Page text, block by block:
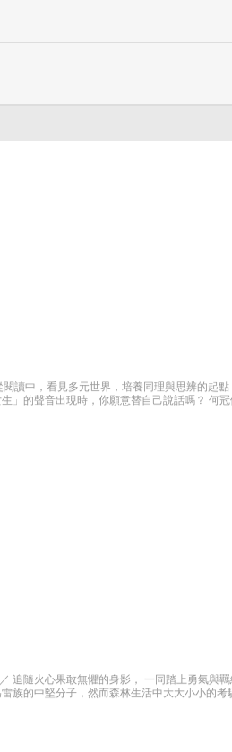
讀中，看見多元世界，培養同理與思辨的起
」的聲音出現時，你願意替自己說話嗎？ 何
女孩； 兩人從小一起長大，是同學口中的「好
疑、穿制服褲被糾正， 想參加足球隊，卻因「
擇。 這是一個關於「性別刻板印象」的故事。
》用貼近校園日常的情節， 帶孩子看見差異、
應聯合國永續發展 SDGs 目標5：性別平等 ◆
教學使用 本書特色 面對全球的永續挑戰，我們
續發展目標（SDGs）」為核心設計六本校園
窮、性別平等、新住民、特殊生相處⋯⋯讓孩
的SDGs啟蒙讀本 每冊從孩子的視角出發，鋪
學會分辨對錯、理解差異、思考如何回應。 2.
級以上閱讀課、班級經營、生命教育、社會議
大主題 × 六冊故事 × 六項SDGs目標 預計每冊
正義與有利的制度） 2. 性別平等（=SDGs5 性
餓（=SDGs2 消除飢餓） 5. 新住民的孩子的
追隨火心果敢無懼的身影， 一同踏上勇氣與
族的中堅分子，然而森林生活中大大小小的考
野心勃勃的虎爪似乎正暗中策畫著可怕的陰謀
想不到竟意外牽扯雷族與河族之間，掩蓋多年